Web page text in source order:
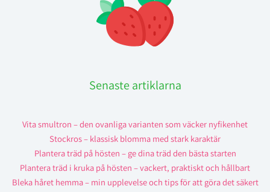
Senaste artiklarna
Vita smultron – den ovanliga varianten som väcker nyfikenhet
Stockros – klassisk blomma med stark karaktär
Plantera träd på hösten – ge dina träd den bästa starten
Plantera träd i kruka på hösten – vackert, praktiskt och hållbart
Bleka håret hemma – min upplevelse och tips för att göra det säkert